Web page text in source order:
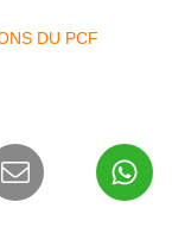
DU PCF